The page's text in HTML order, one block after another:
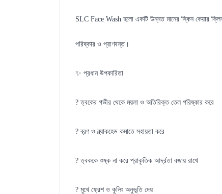
SLC Face Wash হলো একটি উন্নত মানের স্কিন কেয়ার
পরিষ্কার ও প্রাণবন্ত।
✨ প্রধান উপকারিতা
? ত্বকের গভীর থেকে ময়লা ও অতিরিক্ত তেল পরিষ্কার করে
? ব্রণ ও ব্ল্যাকহেড কমাতে সহায়তা করে
? ত্বককে শুষ্ক না করে প্রাকৃতিক আর্দ্রতা বজায় রাখে
? মুখে ফ্রেশ ও কুলিং অনুভূতি দেয়